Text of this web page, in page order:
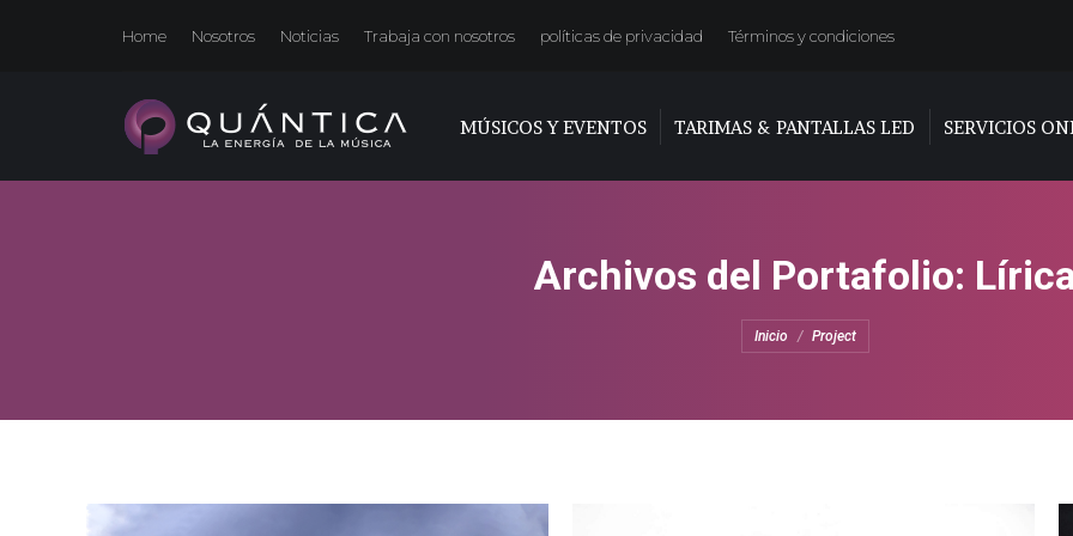
Home Nosotros Noticias Trabaja con nosotros políticas de privacidad Términos y condiciones
MÚSICOS Y EVENTOS TARIMAS & PANTALLAS LED SERVICIOS
Archivos del Portafolio:
Estás aquí:
Inicio Project